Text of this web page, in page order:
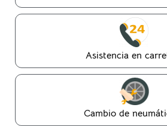
Asistencia en
Cambio de